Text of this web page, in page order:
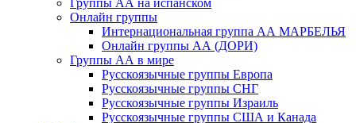
Группы АА на испанском
Онлайн группы
Интернациональная группа АА МАРБЕЛЬЯ
Онлайн группы АА (ДОРИ)
Группы АА в мире
Русскоязычные группы Европа
Русскоязычные группы СНГ
Русскоязычные группы Израиль
Русскоязычные группы США и Канада